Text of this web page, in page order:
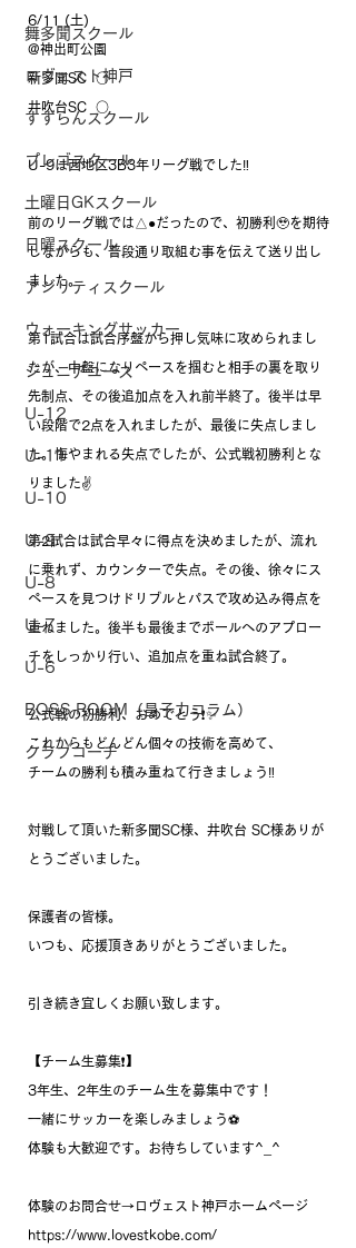
舞多聞スクール
ロヴェスト神戸
すずらんスクール
プレゴスクール
土曜日GKスクール
日曜スクール
アジリティスクール
ウォーキングサッカー
ジュニアユース
U-12
U-11
U-10
U-9
U-8
U-7
U-6
BOSS ROOM（昌子力コラム）
クラブコーチ
6/11 (土)
@神出町公園
新多聞SC  ○
井吹台SC  ○
U-9は西地区3B3年リーグ戦でした‼️
前のリーグ戦では△●だったので、初勝利🥹を期待
しながらも、普段通り取組む事を伝えて送り出し
ました。
第1試合は試合序盤から押し気味に攻められまし
たが、中盤になりペースを掴むと相手の裏を取り
先制点、その後追加点を入れ前半終了。後半は早
い段階で2点を入れましたが、最後に失点しまし
た。悔やまれる失点でしたが、公式戦初勝利とな
りました✌️
第2試合は試合早々に得点を決めましたが、流れ
に乗れず、カウンターで失点。その後、徐々にス
ペースを見つけドリブルとパスで攻め込み得点を
重ねました。後半も最後までボールへのアプロー
チをしっかり行い、追加点を重ね試合終了。
公式戦の初勝利、おめでとう❗️✨
これからもどんどん個々の技術を高めて、
チームの勝利も積み重ねて行きましょう‼️
対戦して頂いた新多聞SC様、井吹台 SC様ありが
とうございました。
保護者の皆様。
いつも、応援頂きありがとうございました。
引き続き宜しくお願い致します。
【チーム生募集❗️】
3年生、2年生のチーム生を募集中です！
一緒にサッカーを楽しみましょう⚽️
体験も大歓迎です。お待ちしています^_^
体験のお問合せ→ロヴェスト神戸ホームページ
https://www.lovestkobe.com/